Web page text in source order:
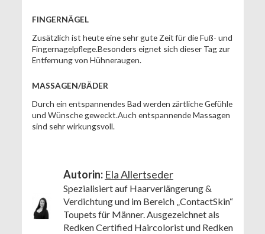
FINGERNÄGEL
Zusätzlich ist heute eine sehr gute Zeit für die Fuß- und
Fingernagelpflege.Besonders eignet sich dieser Tag zur
Entfernung von Hühneraugen.
MASSAGEN/BÄDER
Durch ein entspannendes Bad werden zärtliche Gefühle
und Wünsche geweckt.Auch entspannende Massagen
sind sehr wirkungsvoll.
Autorin: Ela Allertseder
Spezialisiert auf Haarverlängerung &
Verdichtung und im Bereich „ContactSkin“
Toupets für Männer. Ausgezeichnet als
Redken Certified Haircolorist und Redken